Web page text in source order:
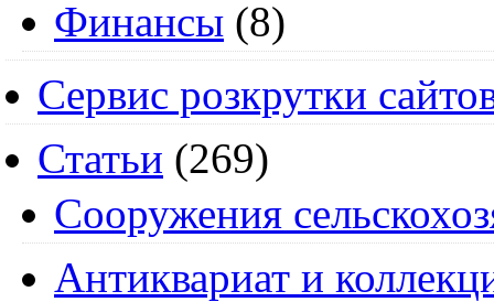
Финансы (8)
Сервис розкрутки
Статьи (269)
Cооружения
Антиквариат и